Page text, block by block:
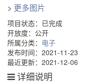
> 更多图片
项目状态：已完成
开放度：公开
所属分类： 电子
发布时间：2021-11-23
最近更新：2021-12-06
详细说明